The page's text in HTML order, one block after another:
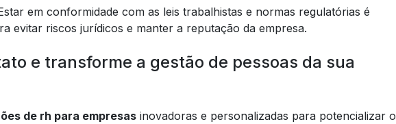
evitar riscos jurídicos e manter a reputação da empresa.
e transforme a gestão de pessoas da sua
de rh para empresas inovadoras e personalizadas para potencializar o